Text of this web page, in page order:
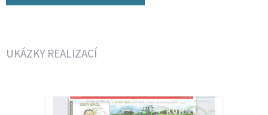
UKÁZKY REALIZACÍ